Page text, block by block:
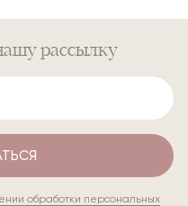
рассылку
обработки персональных